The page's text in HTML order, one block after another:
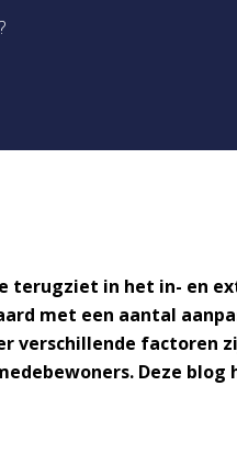
terugziet in het in- en
met een aantal
verschillende factoren
Deze blog